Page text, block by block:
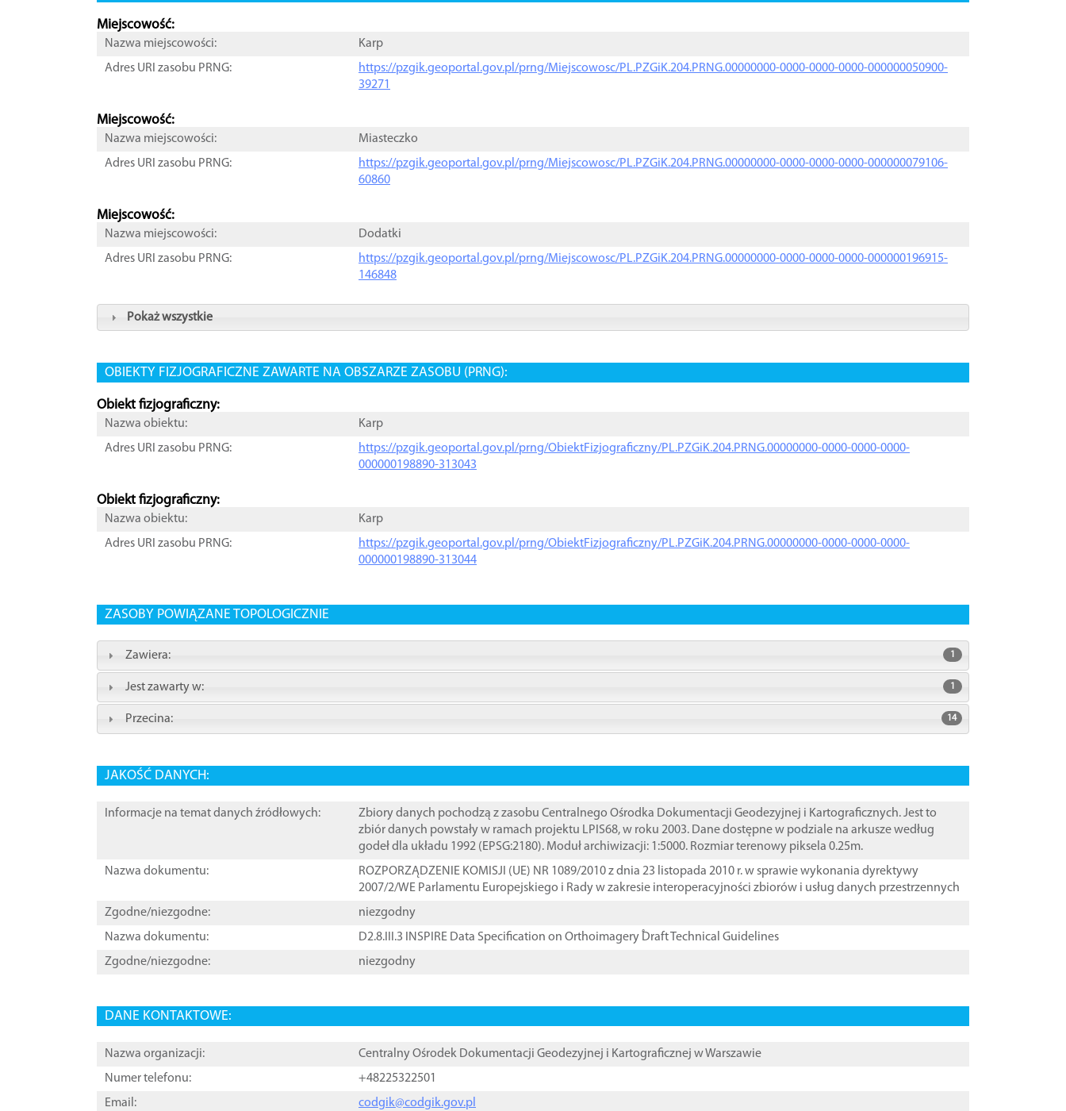
Miejscowość:
Nazwa miejscowości:
Karp
Adres URI zasobu PRNG:
https://pzgik.geoportal.gov.pl/prng/Miejscowosc/PL.PZGiK.204.PRNG.00000000-0000-0000-0000-000000050900-
39271
Miejscowość:
Nazwa miejscowości:
Miasteczko
Adres URI zasobu PRNG:
https://pzgik.geoportal.gov.pl/prng/Miejscowosc/PL.PZGiK.204.PRNG.00000000-0000-0000-0000-000000079106-
60860
Miejscowość:
Nazwa miejscowości:
Dodatki
Adres URI zasobu PRNG:
https://pzgik.geoportal.gov.pl/prng/Miejscowosc/PL.PZGiK.204.PRNG.00000000-0000-0000-0000-000000196915-
146848
Pokaż wszystkie
OBIEKTY FIZJOGRAFICZNE ZAWARTE NA OBSZARZE ZASOBU (PRNG):
Obiekt fizjograficzny:
Nazwa obiektu:
Karp
Adres URI zasobu PRNG:
https://pzgik.geoportal.gov.pl/prng/ObiektFizjograficzny/PL.PZGiK.204.PRNG.00000000-0000-0000-0000-
000000198890-313043
Obiekt fizjograficzny:
Nazwa obiektu:
Karp
Adres URI zasobu PRNG:
https://pzgik.geoportal.gov.pl/prng/ObiektFizjograficzny/PL.PZGiK.204.PRNG.00000000-0000-0000-0000-
000000198890-313044
ZASOBY POWIĄZANE TOPOLOGICZNIE
Zawiera: 1
Jest zawarty w: 1
Przecina: 14
JAKOŚĆ DANYCH:
Informacje na temat danych źródłowych:
Zbiory danych pochodzą z zasobu Centralnego Ośrodka Dokumentacji Geodezyjnej i Kartograficznych. Jest to
zbiór danych powstały w ramach projektu LPIS68, w roku 2003. Dane dostępne w podziale na arkusze według
godeł dla układu 1992 (EPSG:2180). Moduł archiwizacji: 1:5000. Rozmiar terenowy piksela 0.25m.
Nazwa dokumentu:
ROZPORZĄDZENIE KOMISJI (UE) NR 1089/2010 z dnia 23 listopada 2010 r. w sprawie wykonania dyrektywy
2007/2/WE Parlamentu Europejskiego i Rady w zakresie interoperacyjności zbiorów i usług danych przestrzennych
Zgodne/niezgodne:
niezgodny
Nazwa dokumentu:
D2.8.III.3 INSPIRE Data Specification on Orthoimagery ֠Draft Technical Guidelines
Zgodne/niezgodne:
niezgodny
DANE KONTAKTOWE:
Nazwa organizacji:
Centralny Ośrodek Dokumentacji Geodezyjnej i Kartograficznej w Warszawie
Numer telefonu:
+48225322501
Email:
codgik@codgik.gov.pl